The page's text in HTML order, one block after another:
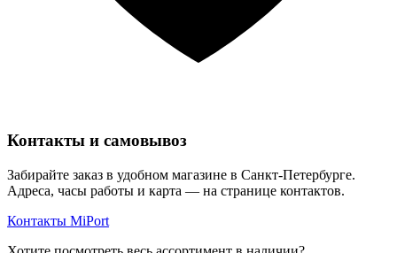
Контакты и самовывоз
Забирайте заказ в удобном магазине в Санкт-Петербурге.
Адреса, часы работы и карта — на странице контактов.
Контакты MiPort